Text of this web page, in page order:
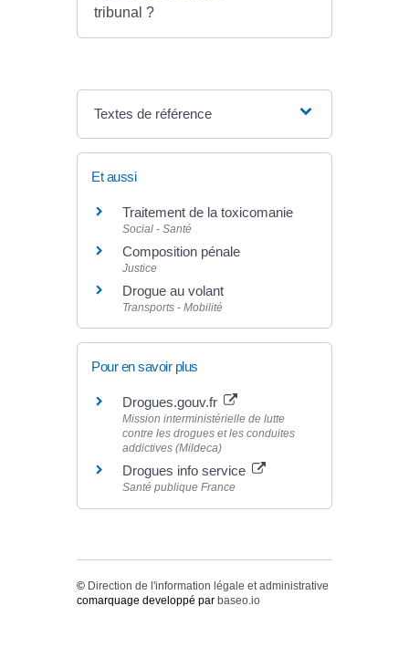
tribunal ?
Textes de référence
Et aussi
Traitement de la toxicomanie
Social - Santé
Composition pénale
Justice
Drogue au volant
Transports - Mobilité
Pour en savoir plus
Drogues.gouv.fr
Mission interministérielle de lutte
contre les drogues et les conduites
addictives (Mildeca)
Drogues info service
Santé publique France
© Direction de l'information légale et administrative
comarquage developpé par baseo.io